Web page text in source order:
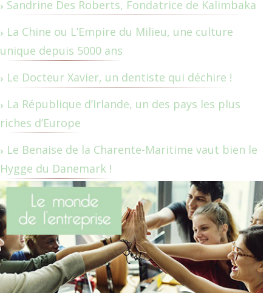
Sandrine Des Roberts, Fondatrice de Kalimbaka
La Chine ou L’Empire du Milieu, une culture
unique depuis 5000 ans
Le Docteur Xavier, un dentiste qui déchire !
La République d’Irlande, un des pays les plus
riches d’Europe
Le Benaise de la Charente-Maritime vaut bien le
Hygge du Danemark !